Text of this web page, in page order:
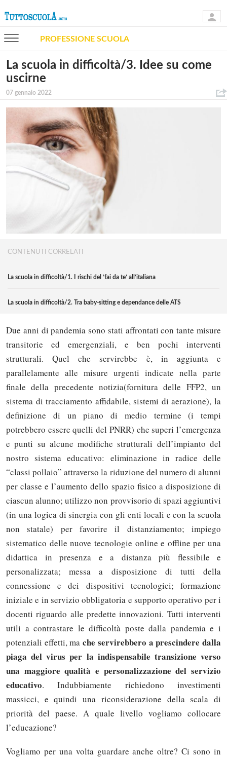
PROFESSIONE SCUOLA
La scuola in difficoltà/3. Idee su come
uscirne
07 gennaio 2022
CONTENUTI CORRELATI
La scuola in difficoltà/1. I rischi del ‘fai da te’ all’italiana
La scuola in difficoltà/2. Tra baby-sitting e dependance delle ATS
Due anni di pandemia sono stati affrontati con tante misure
transitorie ed emergenziali, e ben pochi interventi
strutturali. Quel che servirebbe è, in aggiunta e
parallelamente alle misure urgenti indicate nella parte
finale della precedente notizia(fornitura delle FFP2, un
sistema di tracciamento affidabile, sistemi di aerazione), la
definizione di un piano di medio termine (i tempi
potrebbero essere quelli del PNRR) che superi l’emergenza
e punti su alcune modifiche strutturali dell’impianto del
nostro sistema educativo: eliminazione in radice delle
“classi pollaio” attraverso la riduzione del numero di alunni
per classe e l’aumento dello spazio fisico a disposizione di
ciascun alunno; utilizzo non provvisorio di spazi aggiuntivi
(in una logica di sinergia con gli enti locali e con la scuola
non statale) per favorire il distanziamento; impiego
sistematico delle nuove tecnologie online e offline per una
didattica in presenza e a distanza più flessibile e
personalizzata; messa a disposizione di tutti della
connessione e dei dispositivi tecnologici; formazione
iniziale e in servizio obbligatoria e supporto operativo per i
docenti riguardo alle predette innovazioni. Tutti interventi
utili a contrastare le difficoltà poste dalla pandemia e i
potenziali effetti, mache servirebbero a prescindere dalla
piaga del virus per la indispensabile transizione verso
una maggiore qualità e personalizzazione del servizio
educativo. Indubbiamente richiedono investimenti
massicci, e quindi una riconsiderazione della scala di
priorità del paese. A quale livello vogliamo collocare
l’educazione?
Vogliamo per una volta guardare anche oltre? Ci sono in